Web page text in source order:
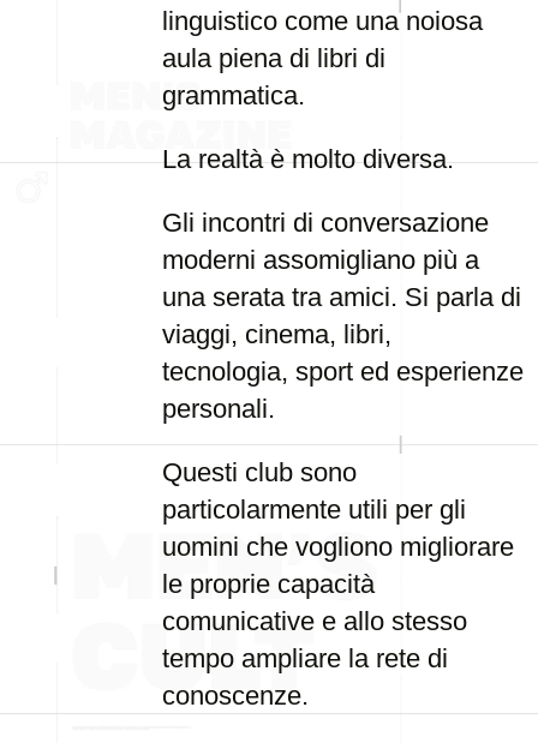
linguistico come una noiosa
aula piena di libri di
grammatica.
La realtà è molto diversa.
Gli incontri di conversazione
moderni assomigliano più a
una serata tra amici. Si parla di
viaggi, cinema, libri,
tecnologia, sport ed esperienze
personali.
Questi club sono
particolarmente utili per gli
uomini che vogliono migliorare
le proprie capacità
comunicative e allo stesso
tempo ampliare la rete di
conoscenze.